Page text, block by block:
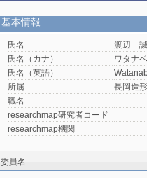
基本情報
氏名
渡辺
氏名（カナ）
ワタナ
氏名（英語）
所属
長岡造
職名
researchmap研究者コード
researchmap機関
委員名